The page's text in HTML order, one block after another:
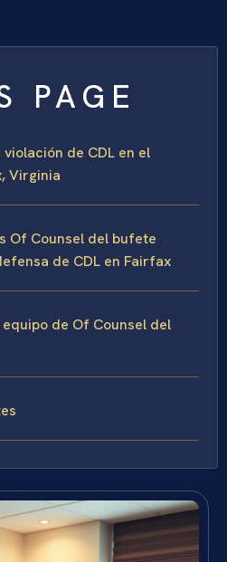
PAGE
de CDL en el
Virginia
Of Counsel del bufete
de CDL en Fairfax
equipo de Of Counsel del